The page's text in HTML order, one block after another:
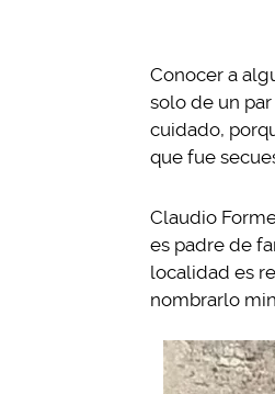
Conocer a
solo de un
cuidado,
que fue
Claudio
es padre de
localidad es
nombrarlo